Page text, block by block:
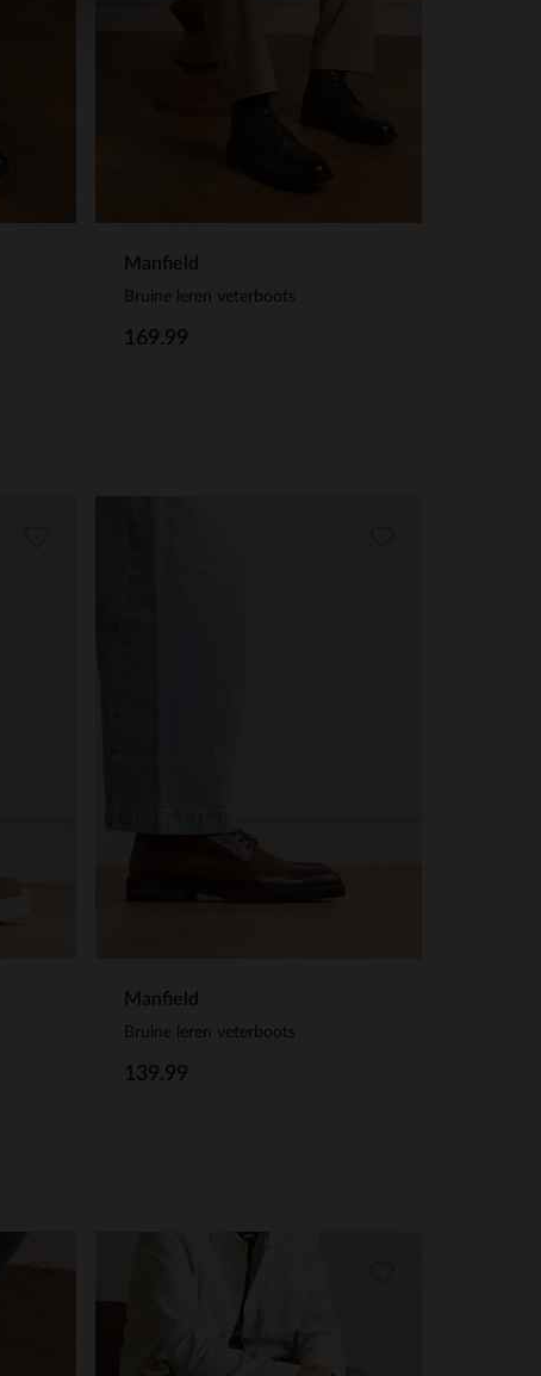
Manfield
Bruine leren veterboots
169.99
Manfield
Bruine leren veterboots
139.99